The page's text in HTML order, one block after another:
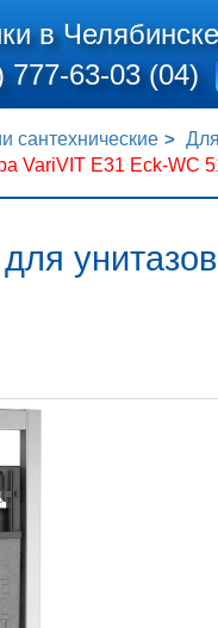
в
777-63-03 (04)
сантехнические
VariVIT Е31 Eck-WC